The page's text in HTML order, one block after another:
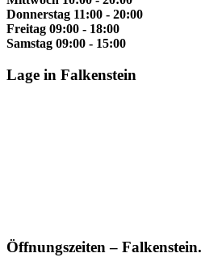
Donnerstag 11:00 - 20:00
Freitag 09:00 - 18:00
Samstag 09:00 - 15:00
Lage in Falkenstein
Öffnungszeiten – Falkenstein.